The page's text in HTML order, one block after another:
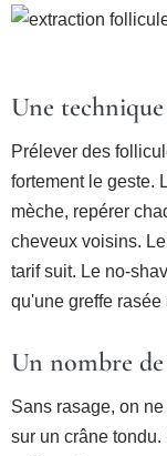
Une
Prélever des
fortement le geste.
mèche, repérer
cheveux voisins.
tarif suit. Le no-
qu'une greffe rasée
Un nombre
Sans rasage, on
sur un crâne